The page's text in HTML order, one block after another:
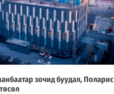
зочид буудал, Поларис